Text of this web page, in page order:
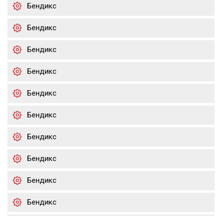
Бендикс
Бендикс
Бендикс
Бендикс
Бендикс
Бендикс
Бендикс
Бендикс
Бендикс
Бендикс